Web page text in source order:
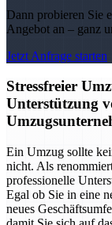
Dann probieren Sie
Angebot an – ganz
Jetzt Anfrage starten
Stressfreier
Unterstützung
Ein Umzug sollte
nicht. Als
professionelle
Egal ob Sie in eine
neues